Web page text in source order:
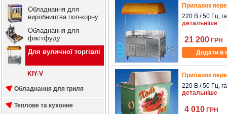
Обладнання для
виробництва поп-корну
Обладнання для
фастфуду
Для вуличної торгівлі
KIY-V
Обладнання для гриля
Теплове та кухонне
Прилавок
220 В / 50 Гц,
детальніше
21 200 ГРН
Додати в
Прилавок
220 В / 50 Гц,
детальніше
4 010 ГРН